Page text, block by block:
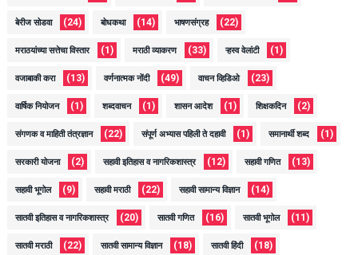
बेरीज सोडवा (24) बोधकथा (14) भाषणसंग्रह (22)
मराठयांच्या सत्तेचा विस्तार (1) मराठी व्याकरण (33) ऱ्हस्व वेलांटी (1)
वजाबाकी करा (13) वर्णनात्मक नोंदी (49) वाचन व्हिडिओ (23)
वार्षिक नियोजन (1) शब्दवाचन (1) शासन आदेश (1) शिक्षकदिन (2)
संगणक व माहिती तंत्रज्ञान (22) संपूर्ण अभ्यास पहिली ते दहावी (1) समानार्थी शब्द (1)
सरकारी योजना (2) सहावी इतिहास व नागरिकशास्त्र (12) सहावी गणित (13)
सहावी भूगोल (9) सहावी मराठी (22) सहावी सामान्य विज्ञान (14)
सातवी इतिहास व नागरिकशास्त्र (20) सातवी गणित (16) सातवी भूगोल (11)
सातवी मराठी (22) सातवी सामान्य विज्ञान (18) सातवी हिंदी (18)